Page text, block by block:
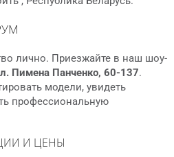
лично. Приезжайте в наш шоу-
Пимена Панченко, 60-137.
модели, увидеть
профессиональную
И ЦЕНЫ